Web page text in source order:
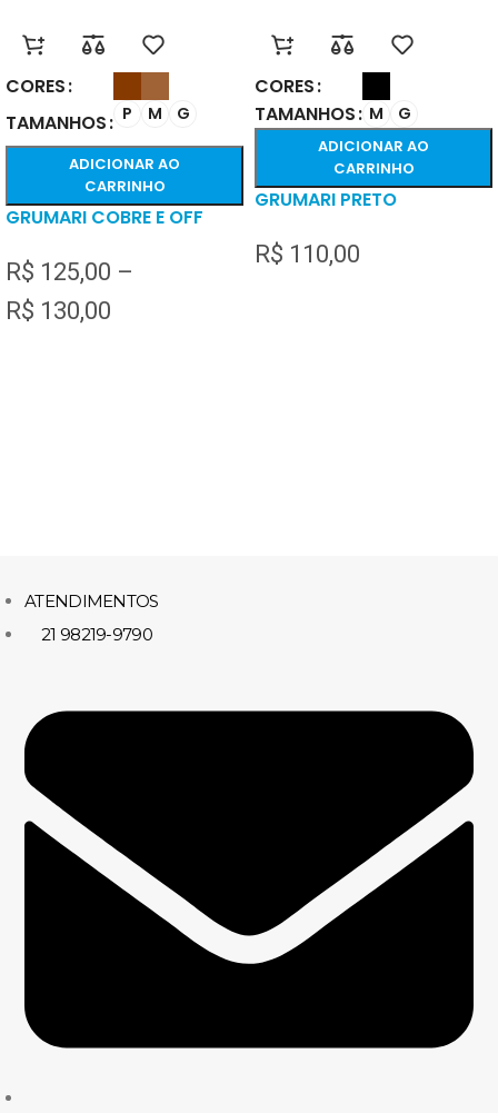
CORES
TAMANHOS
P M G
ADICIONAR AO
CARRINHO
GRUMARI COBRE E OFF
R$ 125,00 –
R$ 130,00
CORES
TAMANHOS
M G
ADICIONAR AO
CARRINHO
GRUMARI PRETO
R$ 110,00
ATENDIMENTOS
21 98219-9790